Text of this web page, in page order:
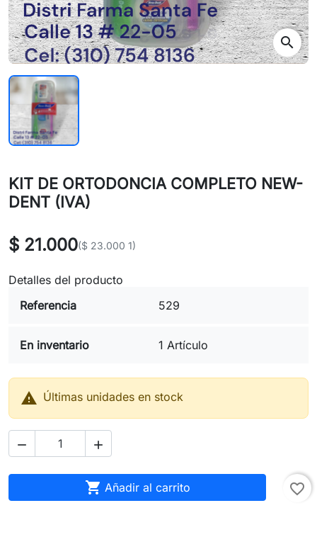
search
KIT DE ORTODONCIA COMPLETO NEW-
DENT (IVA)
$ 21.000($ 23.000 1)
Detalles del producto
Referencia
529
En inventario 1 Artículo
 Últimas unidades en stock
 
 Añadir al carrito favorite_border